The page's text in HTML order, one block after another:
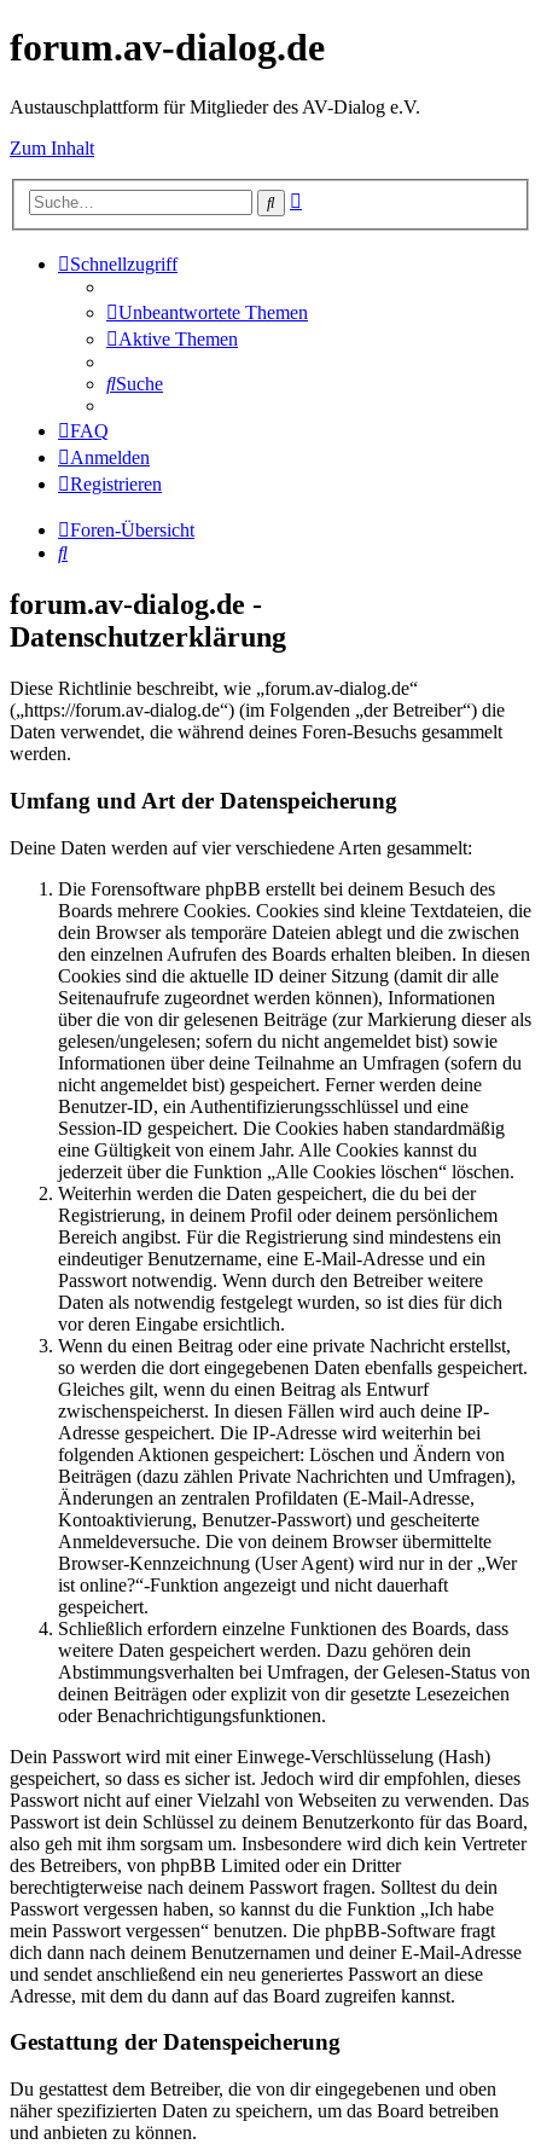
forum.av-dialog.de
Austauschplattform für Mitglieder des AV-Dialog e.V.
Zum Inhalt
Suche
Schnellzugriff
Unbeantwortete Themen
Aktive Themen
Suche
FAQ
Anmelden
Registrieren
Foren-Übersicht
Suche
forum.av-dialog.de -
Datenschutzerklärung
Diese Richtlinie beschreibt, wie „forum.av-dialog.de“
(„https://forum.av-dialog.de“) (im Folgenden „der Betreiber“) die
Daten verwendet, die während deines Foren-Besuchs gesammelt
werden.
Umfang und Art der Datenspeicherung
Deine Daten werden auf vier verschiedene Arten gesammelt:
Die Forensoftware phpBB erstellt bei deinem Besuch des
Boards mehrere Cookies. Cookies sind kleine Textdateien, die
dein Browser als temporäre Dateien ablegt und die zwischen
den einzelnen Aufrufen des Boards erhalten bleiben. In diesen
Cookies sind die aktuelle ID deiner Sitzung (damit dir alle
Seitenaufrufe zugeordnet werden können), Informationen
über die von dir gelesenen Beiträge (zur Markierung dieser als
gelesen/ungelesen; sofern du nicht angemeldet bist) sowie
Informationen über deine Teilnahme an Umfragen (sofern du
nicht angemeldet bist) gespeichert. Ferner werden deine
Benutzer-ID, ein Authentifizierungsschlüssel und eine
Session-ID gespeichert. Die Cookies haben standardmäßig
eine Gültigkeit von einem Jahr. Alle Cookies kannst du
jederzeit über die Funktion „Alle Cookies löschen“ löschen.
Weiterhin werden die Daten gespeichert, die du bei der
Registrierung, in deinem Profil oder deinem persönlichem
Bereich angibst. Für die Registrierung sind mindestens ein
eindeutiger Benutzername, eine E-Mail-Adresse und ein
Passwort notwendig. Wenn durch den Betreiber weitere
Daten als notwendig festgelegt wurden, so ist dies für dich
vor deren Eingabe ersichtlich.
Wenn du einen Beitrag oder eine private Nachricht erstellst,
so werden die dort eingegebenen Daten ebenfalls gespeichert.
Gleiches gilt, wenn du einen Beitrag als Entwurf
zwischenspeicherst. In diesen Fällen wird auch deine IP-
Adresse gespeichert. Die IP-Adresse wird weiterhin bei
folgenden Aktionen gespeichert: Löschen und Ändern von
Beiträgen (dazu zählen Private Nachrichten und Umfragen),
Änderungen an zentralen Profildaten (E-Mail-Adresse,
Kontoaktivierung, Benutzer-Passwort) und gescheiterte
Anmeldeversuche. Die von deinem Browser übermittelte
Browser-Kennzeichnung (User Agent) wird nur in der „Wer
ist online?“-Funktion angezeigt und nicht dauerhaft
gespeichert.
Schließlich erfordern einzelne Funktionen des Boards, dass
weitere Daten gespeichert werden. Dazu gehören dein
Abstimmungsverhalten bei Umfragen, der Gelesen-Status von
deinen Beiträgen oder explizit von dir gesetzte Lesezeichen
oder Benachrichtigungsfunktionen.
Dein Passwort wird mit einer Einwege-Verschlüsselung (Hash)
gespeichert, so dass es sicher ist. Jedoch wird dir empfohlen, dieses
Passwort nicht auf einer Vielzahl von Webseiten zu verwenden. Das
Passwort ist dein Schlüssel zu deinem Benutzerkonto für das Board,
also geh mit ihm sorgsam um. Insbesondere wird dich kein Vertreter
des Betreibers, von phpBB Limited oder ein Dritter
berechtigterweise nach deinem Passwort fragen. Solltest du dein
Passwort vergessen haben, so kannst du die Funktion „Ich habe
mein Passwort vergessen“ benutzen. Die phpBB-Software fragt
dich dann nach deinem Benutzernamen und deiner E-Mail-Adresse
und sendet anschließend ein neu generiertes Passwort an diese
Adresse, mit dem du dann auf das Board zugreifen kannst.
Gestattung der Datenspeicherung
Du gestattest dem Betreiber, die von dir eingegebenen und oben
näher spezifizierten Daten zu speichern, um das Board betreiben
und anbieten zu können.